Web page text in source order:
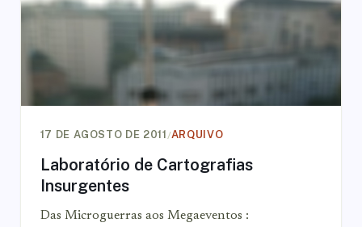
17 DE AGOSTO DE 2011 /ARQUIVO
Laboratório de Cartografias
Insurgentes
Das Microguerras aos Megaeventos :